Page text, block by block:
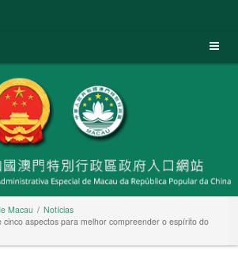
Macau
Notícias
aspectos para melhor compreender o espírito do